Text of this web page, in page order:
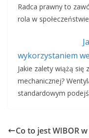
Radca prawny to
rola w
wykorzystaniem
Jakie zalety wiążą
mechanicznej?
standardowym
Co to jest WIBOR